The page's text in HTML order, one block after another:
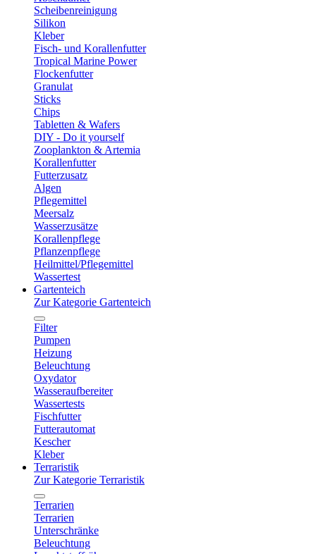
Scheibenreinigung
Silikon
Kleber
Fisch- und Korallenfutter
Tropical Marine Power
Flockenfutter
Granulat
Sticks
Chips
Tabletten & Wafers
DIY - Do it yourself
Zooplankton & Artemia
Korallenfutter
Futterzusatz
Algen
Pflegemittel
Meersalz
Wasserzusätze
Korallenpflege
Pflanzenpflege
Heilmittel/Pflegemittel
Wassertest
Gartenteich
Zur Kategorie Gartenteich
Filter
Pumpen
Heizung
Beleuchtung
Oxydator
Wasseraufbereiter
Wassertests
Fischfutter
Futterautomat
Kescher
Kleber
Terraristik
Zur Kategorie Terraristik
Terrarien
Terrarien
Unterschränke
Beleuchtung